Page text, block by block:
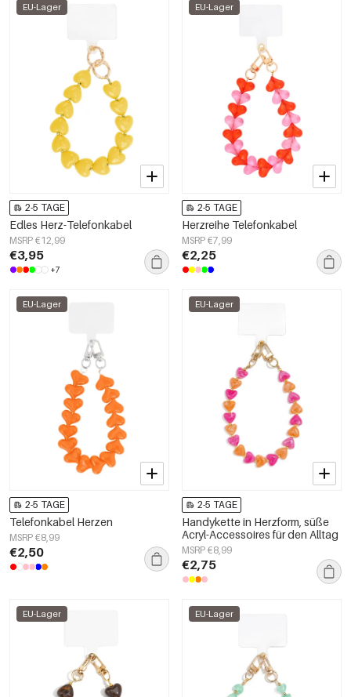
EU-Lager
2-5 TAGE
Edles Herz-Telefonkabel
MSRP €12,99
€3,95
+7
EU-Lager
2-5 TAGE
Herzreihe Telefonkabel
MSRP €7,99
€2,25
EU-Lager
2-5 TAGE
Telefonkabel Herzen
MSRP €8,99
€2,50
EU-Lager
2-5 TAGE
Handykette in Herzform, süße
Acryl-Accessoires für den Alltag
MSRP €8,99
€2,75
EU-Lager EU-Lager